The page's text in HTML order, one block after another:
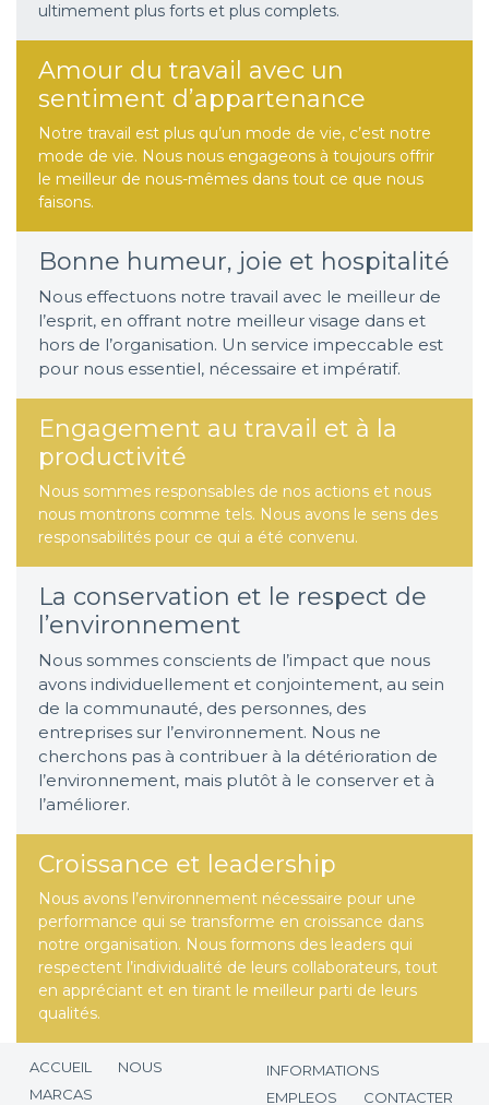
ultimement plus forts et plus complets.
Amour du travail avec un
sentiment d’appartenance
Notre travail est plus qu’un mode de vie, c’est notre
mode de vie. Nous nous engageons à toujours offrir
le meilleur de nous-mêmes dans tout ce que nous
faisons.
Bonne humeur, joie et hospitalité
Nous effectuons notre travail avec le meilleur de
l’esprit, en offrant notre meilleur visage dans et
hors de l’organisation. Un service impeccable est
pour nous essentiel, nécessaire et impératif.
Engagement au travail et à la
productivité
Nous sommes responsables de nos actions et nous
nous montrons comme tels. Nous avons le sens des
responsabilités pour ce qui a été convenu.
La conservation et le respect de
l’environnement
Nous sommes conscients de l’impact que nous
avons individuellement et conjointement, au sein
de la communauté, des personnes, des
entreprises sur l’environnement. Nous ne
cherchons pas à contribuer à la détérioration de
l’environnement, mais plutôt à le conserver et à
l’améliorer.
Croissance et leadership
Nous avons l’environnement nécessaire pour une
performance qui se transforme en croissance dans
notre organisation. Nous formons des leaders qui
respectent l’individualité de leurs collaborateurs, tout
en appréciant et en tirant le meilleur parti de leurs
qualités.
ACCUEIL
NOUS
MARCAS
INFORMATIONS
EMPLEOS
CONTACTER